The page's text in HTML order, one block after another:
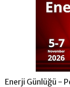
Enerji Günlüğü -